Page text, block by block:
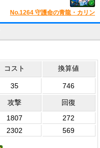
No.1264 守護命の青龍・カリン
コスト 換算値
35 746
攻撃
回復
1807
272
2302 569